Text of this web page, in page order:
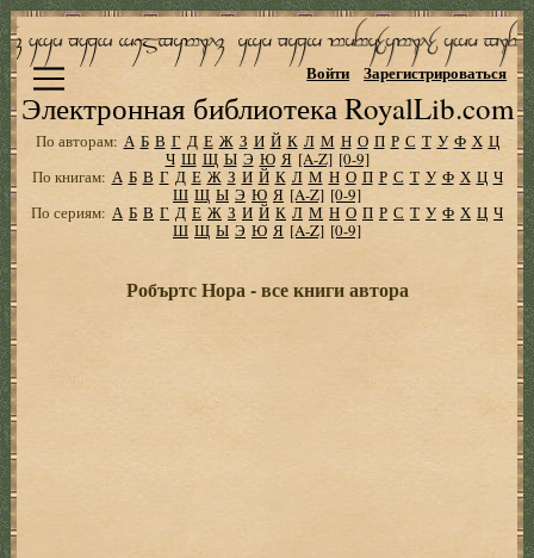
Электронная библиотека RoyalLib.com
Войти Зарегистрироваться
По авторам: А Б В Г Д Е Ж З И Й К Л М Н О П Р С Т У Ф Х Ц
Ч Ш Щ Ы Э Ю Я [A-Z] [0-9]
По книгам: А Б В Г Д Е Ж З И Й К Л М Н О П Р С Т У Ф Х Ц Ч
Ш Щ Ы Э Ю Я [A-Z] [0-9]
По сериям: А Б В Г Д Е Ж З И Й К Л М Н О П Р С Т У Ф Х Ц Ч
Ш Щ Ы Э Ю Я [A-Z] [0-9]
Робъртс Нора - все книги автора